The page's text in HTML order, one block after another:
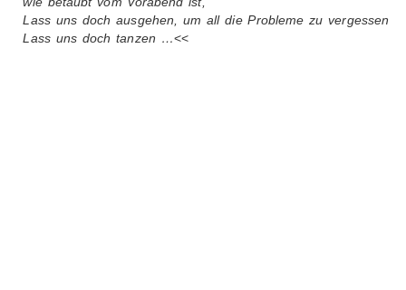
Lass uns doch ausgehen, um all die Probleme zu vergessen
Lass uns doch tanzen …<<